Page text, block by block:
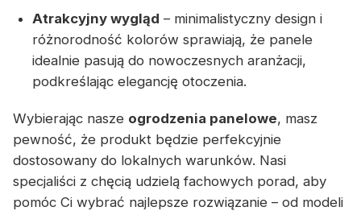
Atrakcyjny wygląd – minimalistyczny design i
różnorodność kolorów sprawiają, że panele
idealnie pasują do nowoczesnych aranżacji,
podkreślając elegancję otoczenia.
Wybierając nasze ogrodzenia panelowe, masz
pewność, że produkt będzie perfekcyjnie
dostosowany do lokalnych warunków. Nasi
specjaliści z chęcią udzielą fachowych porad, aby
pomóc Ci wybrać najlepsze rozwiązanie – od modeli